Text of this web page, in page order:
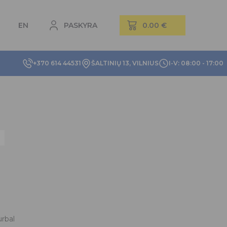
EN PASKYRA
+370 614 44531 ŠALTINIŲ 13, VILNIUS I-V: 08:00 - 17:00